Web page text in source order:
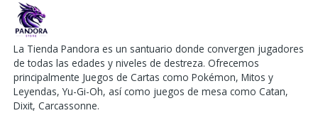
La Tienda Pandora es un santuario donde convergen jugadores
de todas las edades y niveles de destreza. Ofrecemos
principalmente Juegos de Cartas como Pokémon, Mitos y
Leyendas, Yu-Gi-Oh, así como juegos de mesa como Catan,
Dixit, Carcassonne.